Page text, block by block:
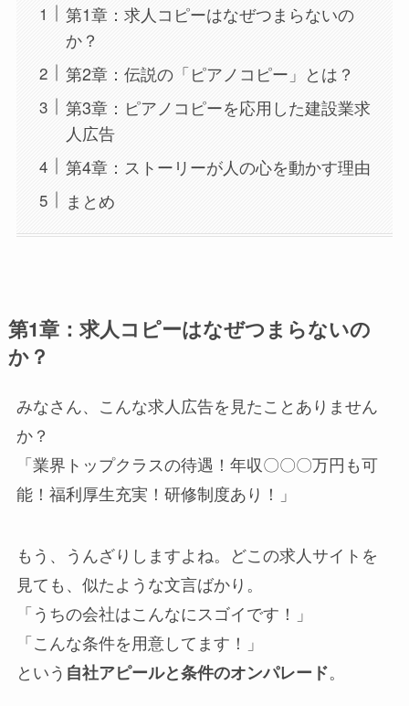
第1章：求人コピーはなぜつまらないの
か？
第2章：伝説の「ピアノコピー」とは？
第3章：ピアノコピーを応用した建設業求
人広告
第4章：ストーリーが人の心を動かす理由
まとめ
第1章：求人コピーはなぜつまらないの
か？
みなさん、こんな求人広告を見たことありません
か？
「業界トップクラスの待遇！年収〇〇〇万円も可
能！福利厚生充実！研修制度あり！」
もう、うんざりしますよね。どこの求人サイトを
見ても、似たような文言ばかり。
「うちの会社はこんなにスゴイです！」
「こんな条件を用意してます！」
という 自社アピールと条件のオンパレード。